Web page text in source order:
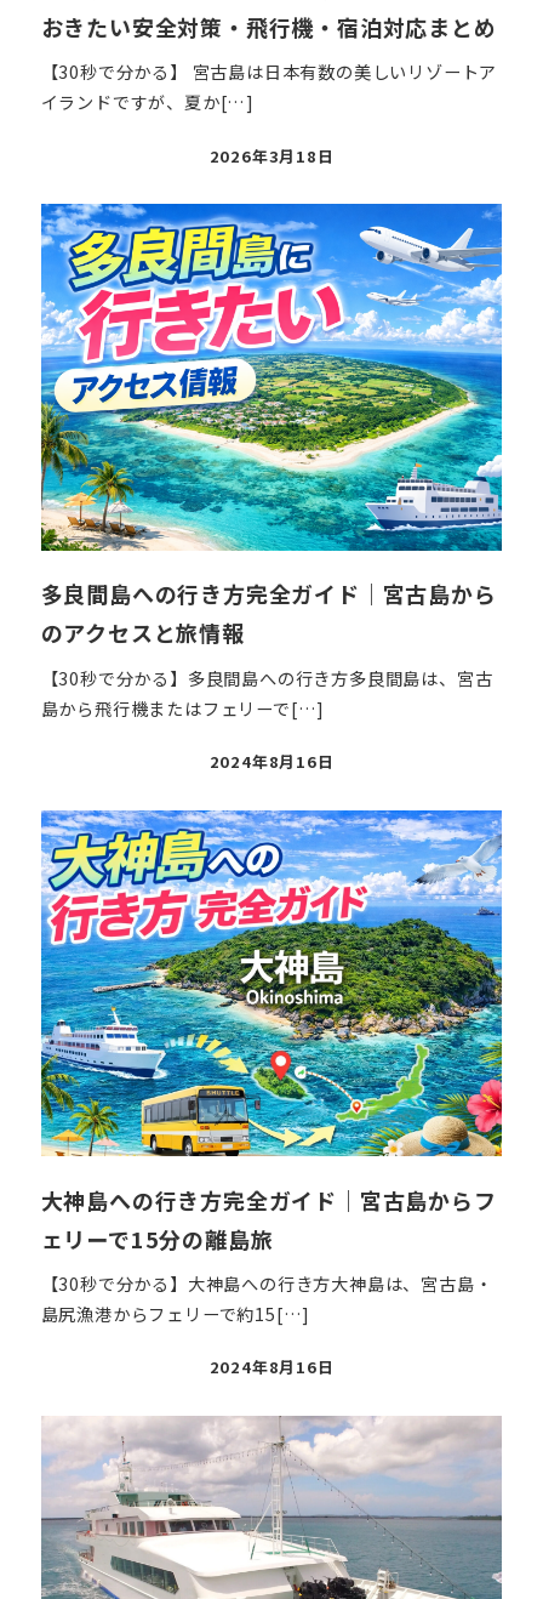
おきたい安全対策・飛行機・宿泊対応まとめ
【30秒で分かる】 宮古島は日本有数の美しいリゾートア
イランドですが、夏か[…]
投
日
2026年3月18日
多良間島への行き方完全ガイド｜宮古島から
のアクセスと旅情報
【30秒で分かる】多良間島への行き方多良間島は、宮古
島から飛行機またはフェリーで[…]
投
日
2024年8月16日
大神島への行き方完全ガイド｜宮古島からフ
ェリーで15分の離島旅
【30秒で分かる】大神島への行き方大神島は、宮古島・
島尻漁港からフェリーで約15[…]
投
日
2024年8月16日